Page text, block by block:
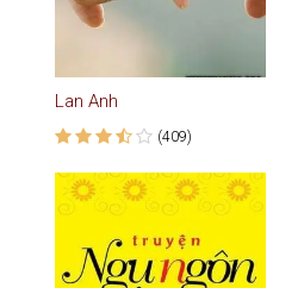
Lan Anh
(409)